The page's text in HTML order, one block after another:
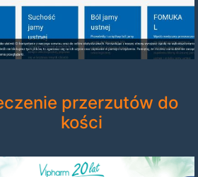
przerzutów do
kości